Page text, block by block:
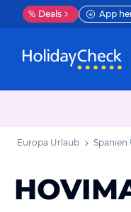
% Deals App
Europa Urlaub Spanien